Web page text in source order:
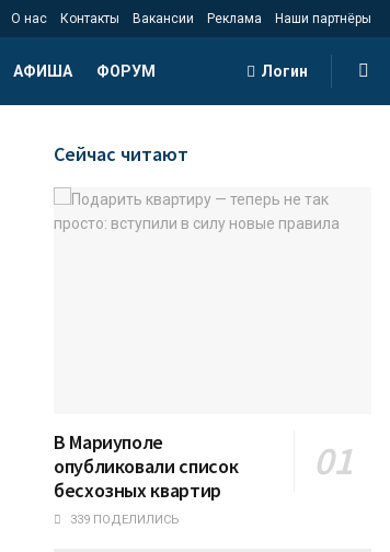
О нас Контакты Вакансии Реклама Наши партнёры
АФИША ФОРУМ Логин
Сейчас читают
В Мариуполе
опубликовали список
бесхозных квартир
339 ПОДЕЛИЛИСЬ